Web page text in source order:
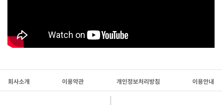
회사소개 이용약관 개인정보처리방침 이용안내